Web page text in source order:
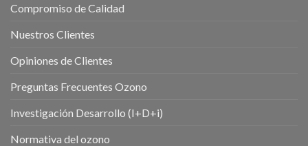
Compromiso de Calidad
Nuestros Clientes
Opiniones de Clientes
Preguntas Frecuentes Ozono
Investigación Desarrollo (I+D+i)
Normativa del ozono